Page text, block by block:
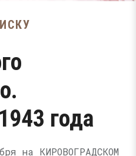
года
на КИРОВОГРАДСКОМ